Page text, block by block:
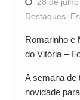
Destaques,
Romarinho e
do Vitória –
A semana de
novidade